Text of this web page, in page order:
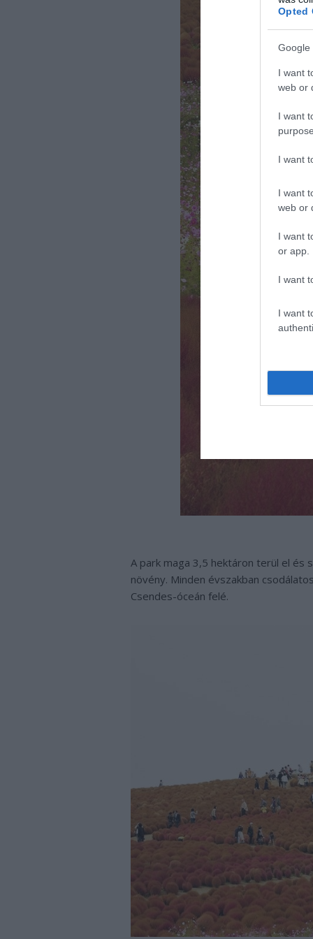
Opted
Google
I want
web or
I want
I want
I want
web or
I want
or app.
I want
I want
A park maga 3,5 hektáron terül el
növény. Minden évszakban
Csendes-óceán felé.